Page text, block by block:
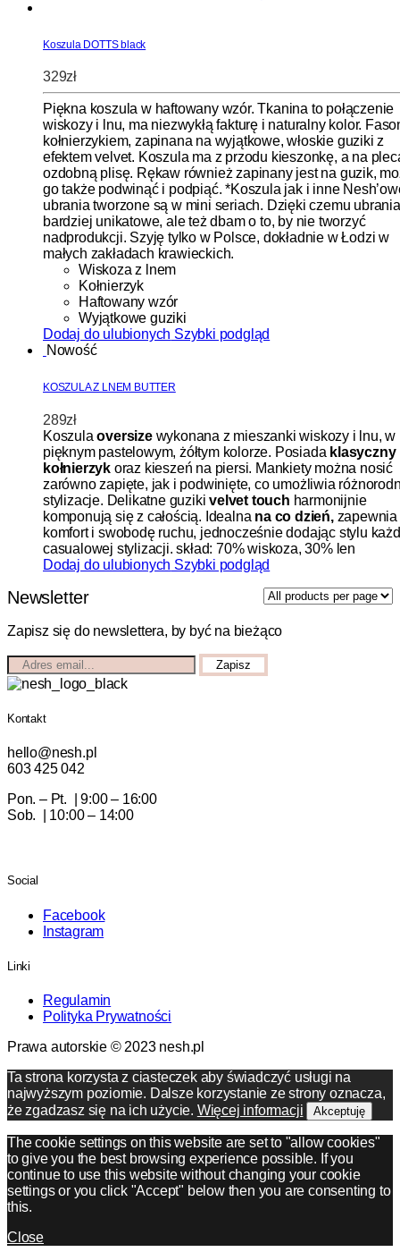
Koszula DOTTS black
329zł
Piękna koszula w haftowany wzór. Tkanina to połączenie
wiskozy i lnu, ma niezwykłą fakturę i naturalny kolor.
kołnierzykiem, zapinana na wyjątkowe, włoskie guziki z
efektem velvet. Koszula ma z przodu kieszonkę, a na
ozdobną plisę. Rękaw również zapinany jest na guzik,
go także podwinąć i podpiąć. *Koszula jak i inne
ubrania tworzone są w mini seriach. Dzięki czemu
bardziej unikatowe, ale też dbam o to, by nie tworzyć
nadprodukcji. Szyję tylko w Polsce, dokładnie w Łodzi w
małych zakładach krawieckich.
Wiskoza z lnem
Kołnierzyk
Haftowany wzór
Wyjątkowe guziki
Dodaj do ulubionych Szybki podgląd
Nowość
KOSZULA Z LNEM BUTTER
289zł
Koszulaoversizewykonana z mieszanki wiskozy i lnu, w
pięknym pastelowym, żółtym kolorze. Posiada klasyczny
kołnierzyk oraz kieszeń na piersi. Mankiety można nosić
zarówno zapięte, jak i podwinięte, co umożliwia
stylizacje. Delikatne guzikivelvet touch harmonijnie
komponują się z całością. Idealna na co dzień,zapewnia
komfort i swobodę ruchu, jednocześnie dodając stylu
casualowej stylizacji. skład: 70% wiskoza, 30% len
Dodaj do ulubionych Szybki podgląd
Newsletter
Zapisz się do newslettera, by być na bieżąco
Kontakt
hello@nesh.pl
603 425 042
Pon. – Pt. | 9:00 – 16:00
Sob. | 10:00 – 14:00
Social
Facebook
Instagram
Linki
Regulamin
Polityka Prywatności
Prawa autorskie © 2023 nesh.pl
Ta strona korzysta z ciasteczek aby świadczyć usługi na
najwyższym poziomie. Dalsze korzystanie ze strony oznacza,
że zgadzasz się na ich użycie. Więcej informacji Akceptuję
The cookie settings on this website are set to "allow cookies"
to give you the best browsing experience possible. If you
continue to use this website without changing your cookie
settings or you click "Accept" below then you are consenting to
this.
Close